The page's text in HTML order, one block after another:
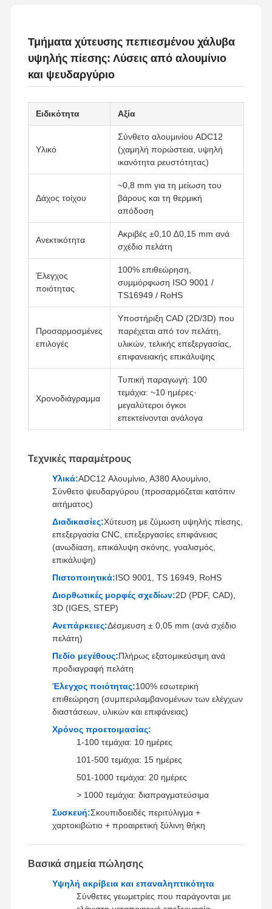
Αρχική
Σελίδα
Προϊόντα Βίντεο
Σχετικά Με
Επισκέψεις
Στο
Εργοστάσιο
Έλεγχος
Ποιότητας
Επικοινωνήσ
Τε Μαζί Μας
Συνομιλία
Τώρα
Χύτευση αλουμινίου
Τμήματα φύλλου
Κατασκευή ανταλλακτικών αυτοκινήτων
Τμήματα χύτευσης πεπιεσμένου χάλυβα
υψηλής πίεσης: Λύσεις από αλουμίνιο
και ψευδαργύριο
Ειδικότητα Αξία
Υλικό
Σύνθετο αλουμινίου ADC12
(χαμηλή πορώστεια, υψηλή
ικανότητα ρευστότητας)
Δάχος τοίχου
~0,8 mm για τη μείωση του
βάρους και τη θερμική
απόδοση
Ανεκτικότητα
Ακριβές ±0,10 ∆0,15 mm ανά
σχέδιο πελάτη
Έλεγχος
ποιότητας
100% επιθεώρηση,
συμμόρφωση ISO 9001 /
TS16949 / RoHS
Προσαρμοσμένες
επιλογές
Υποστήριξη CAD (2D/3D) που
παρέχεται από τον πελάτη,
υλικών, τελικής επεξεργασίας,
επιφανειακής επικάλυψης
Χρονοδιάγραμμα
Τυπική παραγωγή: 100
τεμάχια: ~10 ημέρες·
μεγαλύτεροι όγκοι
επεκτείνονται ανάλογα
Τεχνικές παραμέτρους
Υλικά:ADC12 Αλουμίνιο, Α380 Αλουμίνιο,
Σύνθετο ψευδαργύρου (προσαρμόζεται κατόπιν
αιτήματος)
Διαδικασίες:Χύτευση με ζύμωση υψηλής πίεσης,
επεξεργασία CNC, επεξεργασίες επιφάνειας
(ανωδίαση, επικάλυψη σκόνης, γυαλισμός,
επικάλυψη)
Πιστοποιητικά:ISO 9001, TS 16949, RoHS
Διορθωτικές μορφές σχεδίων:2D (PDF, CAD),
3D (IGES, STEP)
Ανεπάρκειες:Δέσμευση ± 0,05 mm (ανά σχέδιο
πελάτη)
Πεδίο μεγέθους:Πλήρως εξατομικεύσιμη ανά
προδιαγραφή πελάτη
Έλεγχος ποιότητας:100% εσωτερική
επιθεώρηση (συμπεριλαμβανομένων των ελέγχων
διαστάσεων, υλικών και επιφάνειας)
Χρόνος προετοιμασίας:
1-100 τεμάχια: 10 ημέρες
101-500 τεμάχια: 15 ημέρες
501-1000 τεμάχια: 20 ημέρες
> 1000 τεμάχια: διαπραγματεύσιμα
Συσκευή:Σκουπιδοειδές περιτύλιγμα +
χαρτοκιβώτιο + προαιρετική ξύλινη θήκη
Βασικά σημεία πώλησης
Υψηλή ακρίβεια και επαναληπτικότητα
Σύνθετες γεωμετρίες που παράγονται με